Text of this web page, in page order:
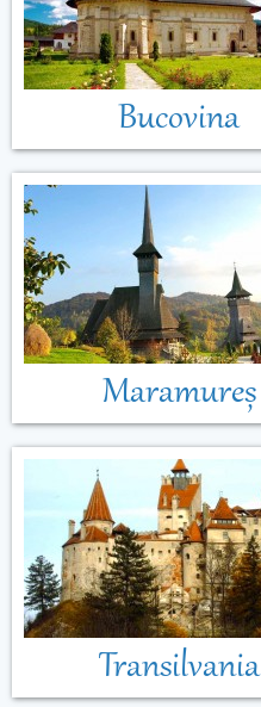
Bucovina
Maramureș
Transilvania